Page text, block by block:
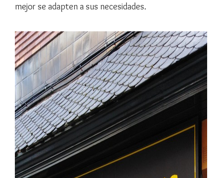
mejor se adapten a sus necesidades.